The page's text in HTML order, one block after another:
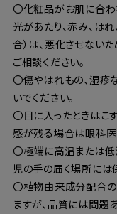
〇化粧品がお肌に合
光があたり、赤み、は
合）は、悪化させない
ご相談ください。
〇傷やはれもの、湿疹
いでください。
〇目に入ったときはこ
感が残る場合は眼科医
〇極端に高温または
児の手の届く場所には
〇植物由来成分配合の
ますが、品質には問題